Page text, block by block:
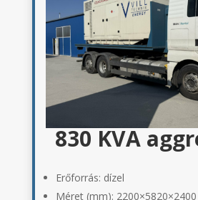
830 KVA
Erőforrás: dízel
Méret (mm): 2200×5820×2400